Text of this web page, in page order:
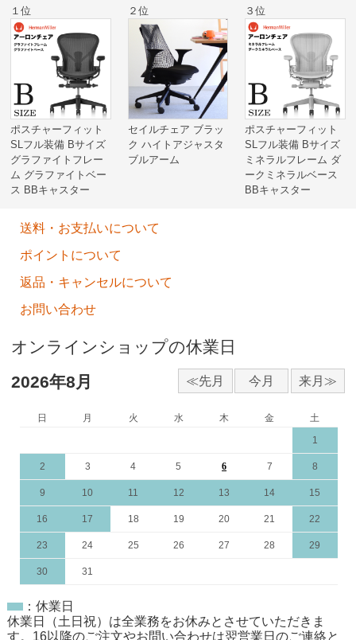
１位
ポスチャーフィット
SLフル装備 Bサイズ
グラファイトフレー
ム グラファイトベー
ス BBキャスター
２位
セイルチェア ブラッ
ク ハイトアジャスタ
ブルアーム
３位
ポスチャーフィット
SLフル装備 Bサイズ
ミネラルフレーム ダ
ークミネラルベース
BBキャスター
送料・お支払いについて
ポイントについて
返品・キャンセルについて
お問い合わせ
オンラインショップの休業日
2026年8月
日 月 火 水 木 金
土
1
2 3 4 5 6 7 8
9 10 11 12 13 14 15
16 17 18 19 20 21 22
23 24 25 26 27 28 29
30 31
：休業日
休業日（土日祝）は全業務をお休みとさせていただきま
す。16以降のご注文やお問い合わせは翌営業日のご連絡と